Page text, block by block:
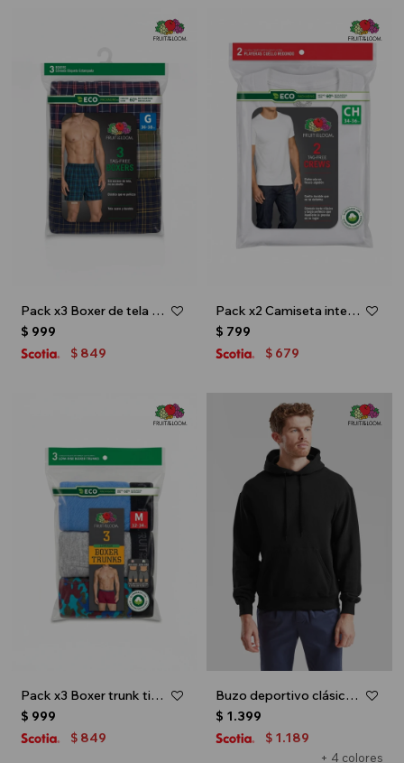
Pack x3 Boxer de tela para caballero - Multicolor
$ 999
$ 849
Pack x2 Camiseta interior escote redondo - Blanco
$ 799
$ 679
Pack x3 Boxer trunk tiro bajo para caballero - Multicolor
$ 999
$ 849
Buzo deportivo clásico con capucha - Negro
+ 4 colores
$ 1.399
$ 1.189